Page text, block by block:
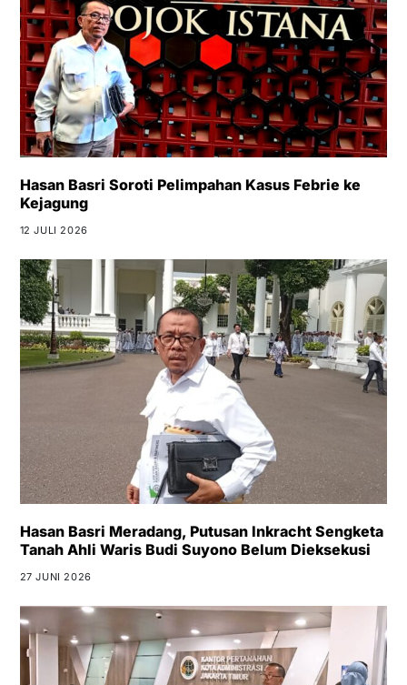
Hasan Basri Soroti Pelimpahan Kasus Febrie ke
Kejagung
12 JULI 2026
Hasan Basri Meradang, Putusan Inkracht Sengketa
Tanah Ahli Waris Budi Suyono Belum Dieksekusi
27 JUNI 2026